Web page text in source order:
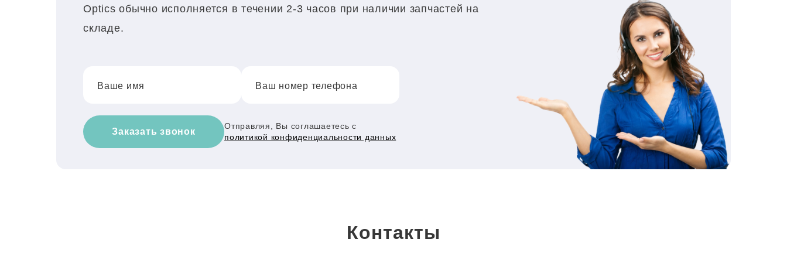
Optics обычно исполняется в течении 2-3 часов при наличии запчастей на
складе.
Ваше имя Ваш номер телефона
Заказать звонок
Отправляя, Вы соглашаетесь с
политикой конфиденциальности данных
Контакты